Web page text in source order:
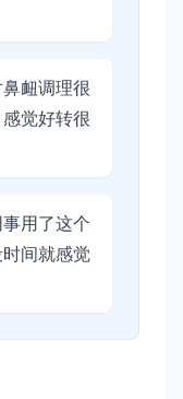
衄调理很
觉好转很
用了这个
间就感觉